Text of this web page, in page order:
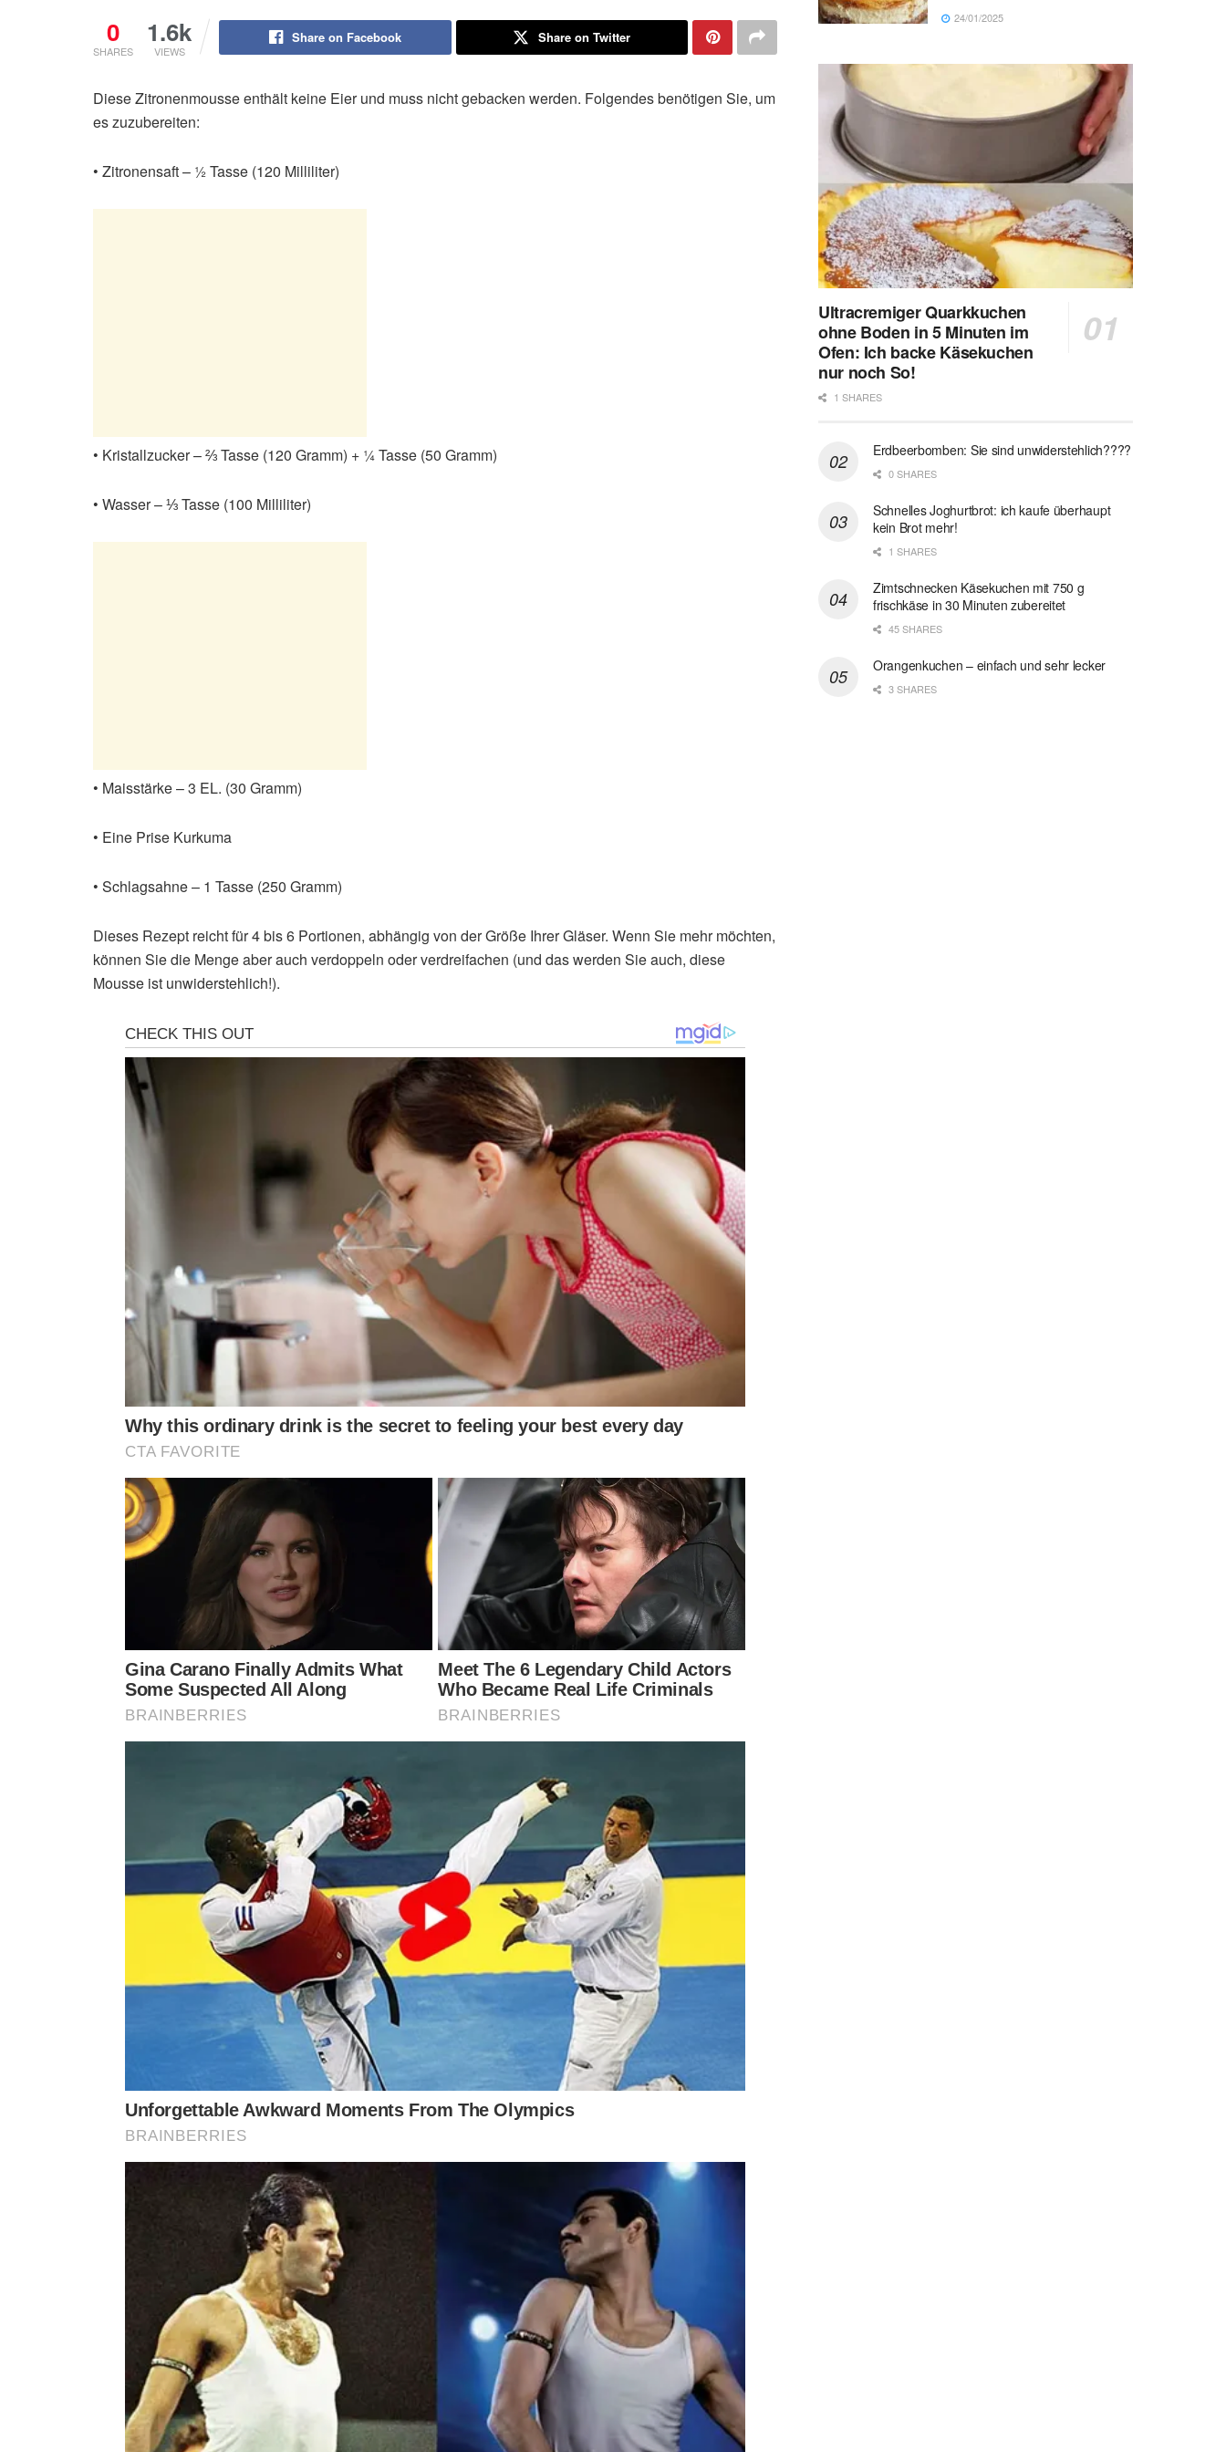
0
SHARES
1.6k
VIEWS
Share on Facebook Share on Twitter
Diese Zitronenmousse enthält keine Eier und muss nicht gebacken werden. Folgendes benötigen Sie, um
es zuzubereiten:
• Zitronensaft – ½ Tasse (120 Milliliter)
• Kristallzucker – ⅔ Tasse (120 Gramm) + ¼ Tasse (50 Gramm)
• Wasser – ⅓ Tasse (100 Milliliter)
• Maisstärke – 3 EL. (30 Gramm)
• Eine Prise Kurkuma
• Schlagsahne – 1 Tasse (250 Gramm)
Dieses Rezept reicht für 4 bis 6 Portionen, abhängig von der Größe Ihrer Gläser. Wenn Sie mehr möchten,
können Sie die Menge aber auch verdoppeln oder verdreifachen (und das werden Sie auch, diese
Mousse ist unwiderstehlich!).
24/01/2025
Ultracremiger Quarkkuchen
ohne Boden in 5 Minuten im
Ofen: Ich backe Käsekuchen
nur noch So!
1 SHARES
Erdbeerbomben: Sie sind unwiderstehlich????
0 SHARES
Schnelles Joghurtbrot: ich kaufe überhaupt
kein Brot mehr!
1 SHARES
Zimtschnecken Käsekuchen mit 750 g
frischkäse in 30 Minuten zubereitet
45 SHARES
Orangenkuchen – einfach und sehr lecker
3 SHARES